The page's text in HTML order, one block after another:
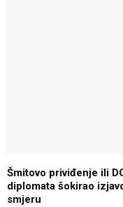
Šmitovo priviđenje ili
diplomata šokirao
smjeru